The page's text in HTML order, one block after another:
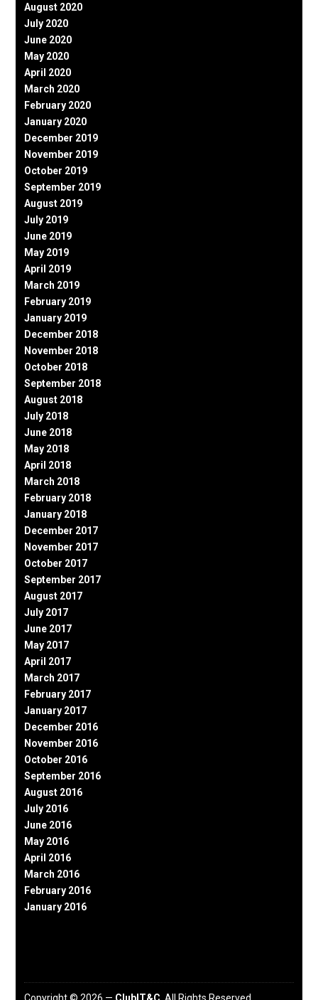
August 2020
July 2020
June 2020
May 2020
April 2020
March 2020
February 2020
January 2020
December 2019
November 2019
October 2019
September 2019
August 2019
July 2019
June 2019
May 2019
April 2019
March 2019
February 2019
January 2019
December 2018
November 2018
October 2018
September 2018
August 2018
July 2018
June 2018
May 2018
April 2018
March 2018
February 2018
January 2018
December 2017
November 2017
October 2017
September 2017
August 2017
July 2017
June 2017
May 2017
April 2017
March 2017
February 2017
January 2017
December 2016
November 2016
October 2016
September 2016
August 2016
July 2016
June 2016
May 2016
April 2016
March 2016
February 2016
January 2016